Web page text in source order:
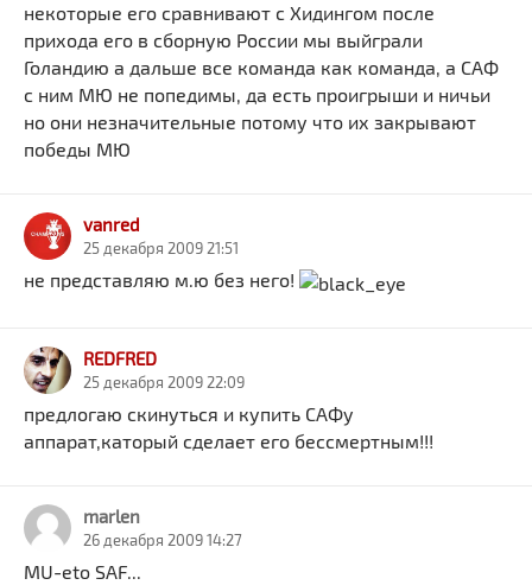
некоторые его сравнивают с Хидингом после
прихода его в сборную России мы выйграли
Голандию а дальше все команда как команда, а САФ
с ним МЮ не попедимы, да есть проигрыши и ничьи
но они незначительные потому что их закрывают
победы МЮ
vanred
25 декабря 2009 21:51
не представляю м.ю без него!
REDFRED
25 декабря 2009 22:09
предлогаю скинуться и купить САФу
аппарат,каторый сделает его бессмертным!!!
marlen
26 декабря 2009 14:27
MU-eto SAF...